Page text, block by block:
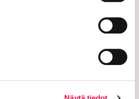
sähköpostissa.